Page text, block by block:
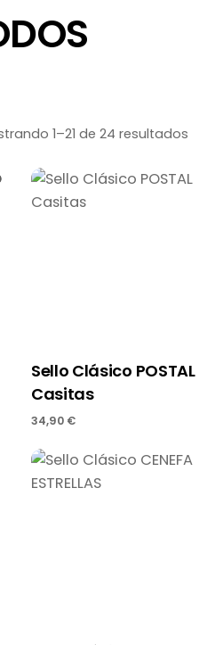
1–21 de 24 resultados
Sello Clásico POSTAL
Casitas
34,90 €